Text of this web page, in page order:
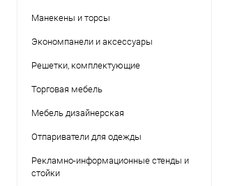
Манекены и торсы
Экономпанели и аксессуары
Решетки, комплектующие
Торговая мебель
Мебель дизайнерская
Отпариватели для одежды
Рекламно-информационные стенды и
стойки